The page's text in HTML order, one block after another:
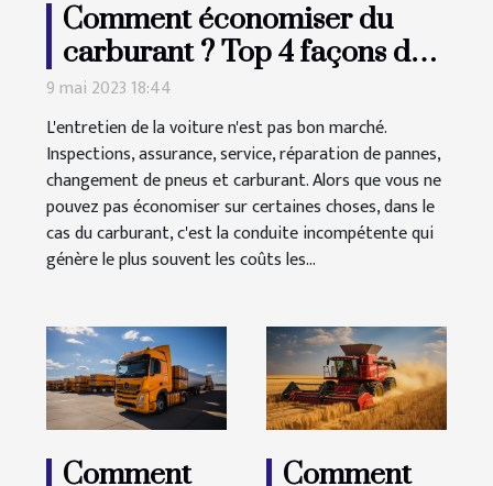
Comment économiser du
carburant ? Top 4 façons de
réduire la consommation de
carburant
9 mai 2023 18:44
L'entretien de la voiture n'est pas bon marché.
Inspections, assurance, service, réparation de pannes,
changement de pneus et carburant. Alors que vous ne
pouvez pas économiser sur certaines choses, dans le
cas du carburant, c'est la conduite incompétente qui
génère le plus souvent les coûts les...
Comment Comment